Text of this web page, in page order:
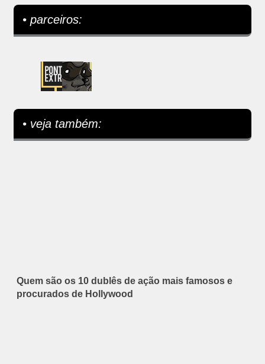
• parceiros:
• veja também:
Quem são os 10 dublês de ação mais famosos e
procurados de Hollywood